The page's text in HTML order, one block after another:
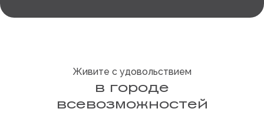
Живите с удовольствием
в городе
всевозможностей